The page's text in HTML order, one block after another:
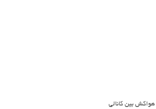
هواکش بین کانالی